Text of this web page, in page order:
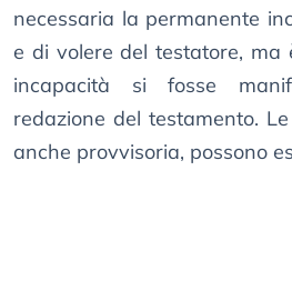
necessaria la permanente
e di volere del testatore, ma
incapacità si fosse
redazione del testamento.
anche provvisoria, possono